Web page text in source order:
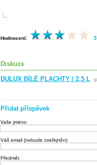
Hodnocení:
Diskuze
DULUX BÍLÉ PLACHTY / 2,5 L
Přidat příspěvek
Vaše jméno
Váš email (nebude zveřejněn)
Předmět